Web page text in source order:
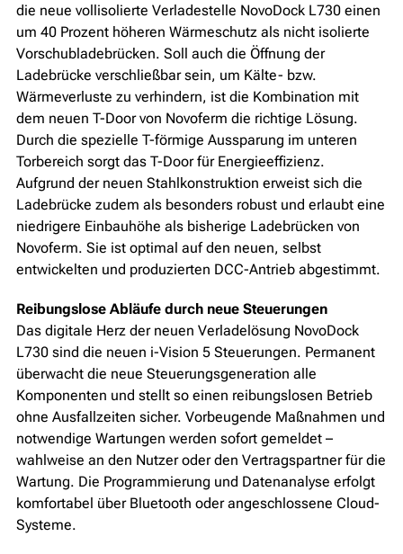
die neue vollisolierte Verladestelle NovoDock L730 einen
um 40 Prozent höheren Wärmeschutz als nicht isolierte
Vorschubladebrücken. Soll auch die Öffnung der
Ladebrücke verschließbar sein, um Kälte- bzw.
Wärmeverluste zu verhindern, ist die Kombination mit
dem neuen T-Door von Novoferm die richtige Lösung.
Durch die spezielle T-förmige Aussparung im unteren
Torbereich sorgt das T-Door für Energieeffizienz.
Aufgrund der neuen Stahlkonstruktion erweist sich die
Ladebrücke zudem als besonders robust und erlaubt eine
niedrigere Einbauhöhe als bisherige Ladebrücken von
Novoferm. Sie ist optimal auf den neuen, selbst
entwickelten und produzierten DCC-Antrieb abgestimmt.
Reibungslose Abläufe durch neue Steuerungen
Das digitale Herz der neuen Verladelösung NovoDock
L730 sind die neuen i-Vision 5 Steuerungen. Permanent
überwacht die neue Steuerungsgeneration alle
Komponenten und stellt so einen reibungslosen Betrieb
ohne Ausfallzeiten sicher. Vorbeugende Maßnahmen und
notwendige Wartungen werden sofort gemeldet –
wahlweise an den Nutzer oder den Vertragspartner für die
Wartung. Die Programmierung und Datenanalyse erfolgt
komfortabel über Bluetooth oder angeschlossene Cloud-
Systeme.